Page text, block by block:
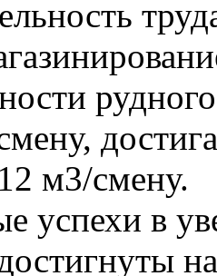
рудного
м3/смену.
успехи в